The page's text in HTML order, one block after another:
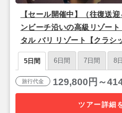
【セール開催中】（往復送
ンビーチ沿いの高級リゾー
タル バリ リゾート【クラシ
コニー】』バリ島5日間＜シ
発＞
5日間 6日間 7日間 8
旅行代金 129,800円～
ツアー詳細